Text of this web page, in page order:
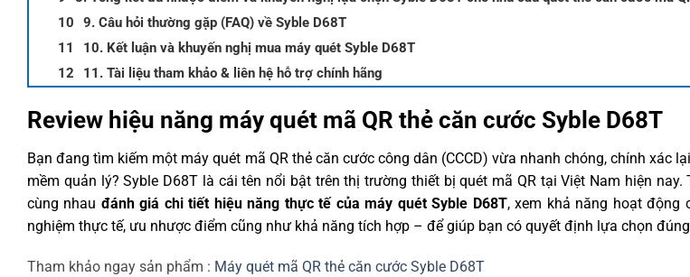
9. Câu hỏi thường gặp (FAQ) về Syble D68T
10. Kết luận và khuyến nghị mua máy quét Syble D68T
11. Tài liệu tham khảo & liên hệ hỗ trợ chính hãng
Review hiệu năng máy quét mã QR thẻ căn cước Syble D68T
Bạn đang tìm kiếm một máy quét mã QR thẻ căn cước công dân (CCCD) vừa nhanh chóng, chính xác
mềm quản lý? Syble D68T là cái tên nổi bật trên thị trường thiết bị quét mã QR tại Việt Nam hiện nay.
cùng nhau đánh giá chi tiết hiệu năng thực tế của máy quét Syble D68T, xem khả năng hoạt động
nghiệm thực tế, ưu nhược điểm cũng như khả năng tích hợp – để giúp bạn có quyết định lựa chọn
Tham khảo ngay sản phẩm : Máy quét mã QR thẻ căn cước Syble D68T